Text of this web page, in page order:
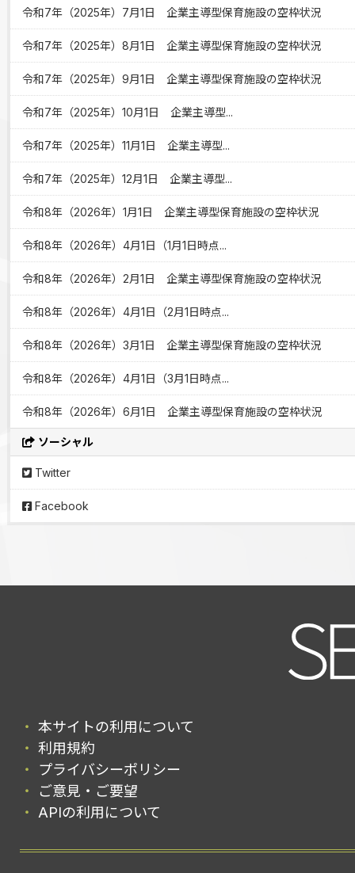
令和7年（2025年）7月1日 企業主導型保育施設の空枠状況
令和7年（2025年）8月1日 企業主導型保育施設の空枠状況
令和7年（2025年）9月1日 企業主導型保育施設の空枠状況
令和7年（2025年）10月1日 企業主導型...
令和7年（2025年）11月1日 企業主導型...
令和7年（2025年）12月1日 企業主導型...
令和8年（2026年）1月1日 企業主導型保育施設の空枠状況
令和8年（2026年）4月1日（1月1日時点...
令和8年（2026年）2月1日 企業主導型保育施設の空枠状況
令和8年（2026年）4月1日（2月1日時点...
令和8年（2026年）3月1日 企業主導型保育施設の空枠状況
令和8年（2026年）4月1日（3月1日時点...
令和8年（2026年）6月1日 企業主導型保育施設の空枠状況
ソーシャル
Twitter
Facebook
本サイトの利用について
利用規約
プライバシーポリシー
ご意見・ご要望
APIの利用について